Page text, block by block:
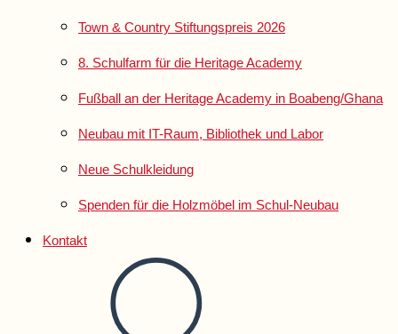
Town & Country Stiftungspreis 2026
8. Schulfarm für die Heritage Academy
Fußball an der Heritage Academy in Boabeng/Ghana
Neubau mit IT-Raum, Bibliothek und Labor
Neue Schulkleidung
Spenden für die Holzmöbel im Schul-Neubau
Kontakt